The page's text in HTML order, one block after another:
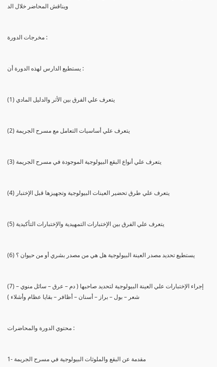
ويناقش المحاضر خلال الد
مخرجات الدورة :
يستطيع الدارس لهذه الدورة أن :
(1) يتعرف علي الفرق بين الأثر والدليل المادي
(2) يتعرف علي أساسيات التعامل مع مسرح الجريمة
(3) يتعرف علي أنواع البقع البيولوجية الموجودة في مسرح الجريمة
(4) يتعرف علي طرق تحضير العينات البيولوجية وتجهيزها قبل الإختبار
(5) يتعرف علي الفرق بين الإختبارات التمهيدية والإختبارات التأكيدية
(6) يستطيع تحديد مصدر العينة البيولوجية هل هي من مصدر بشري أو من حيوان ؟
(7) إجراء الإختبارات علي العينة البيولوجية لتحديد صاحبها ( دم – عرق – سائل منوي –
شعر – بول – براز – أسنان – أظافر – بقايا عظام وأشلاء )
محتوي الدورة والمحاضرات :
1- مقدمة عن البقع والملوثات البيولوجية في مسرح الجريمة